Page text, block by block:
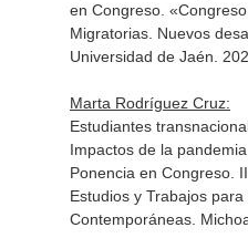
en Congreso.
Migratorias. Nuevos
Universidad de Jaén.
Marta Rodríguez Cruz:
Estudiantes
Impactos de la
Ponencia en Congreso.
Estudios y Trabajos
Contemporáneas.